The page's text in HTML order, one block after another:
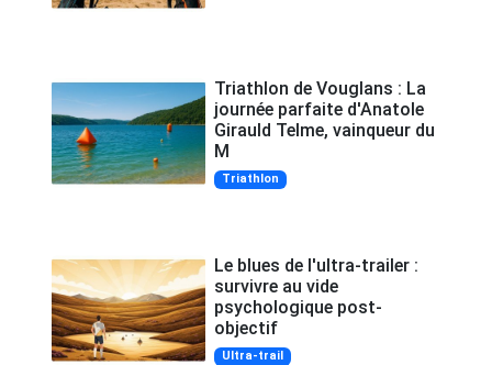
Triathlon de Vouglans : La
journée parfaite d'Anatole
Girauld Telme, vainqueur du
M
Triathlon
Le blues de l'ultra-trailer :
survivre au vide
psychologique post-
objectif
Ultra-trail